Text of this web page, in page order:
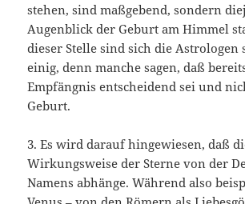
stehen, sind maßgebend, sondern
Augenblick der Geburt am Himmel
dieser Stelle sind sich die Astrologen
einig, denn manche sagen, daß
Empfängnis entscheidend sei und
Geburt.
3. Es wird darauf hingewiesen, daß
Wirkungsweise der Sterne von der
Namens abhänge. Während also